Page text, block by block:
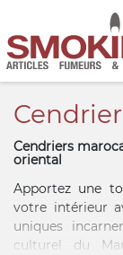
Cendriers
oriental
Apportez une
votre intérieur
uniques
culturel du